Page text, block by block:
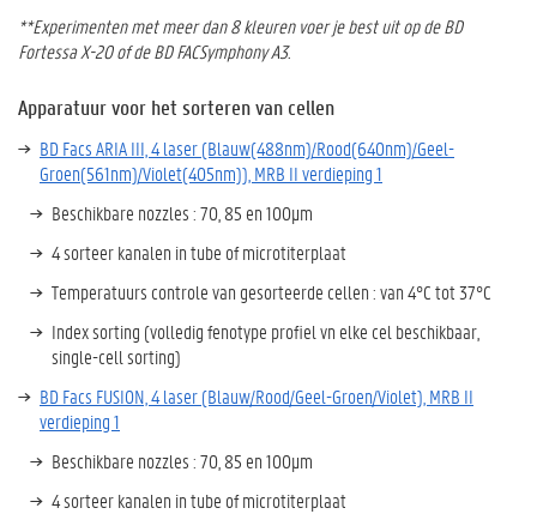
**Experimenten met meer dan 8 kleuren voer je best uit op de BD
Fortessa X-20 of de BD FACSymphony A3.
Apparatuur voor het sorteren van cellen
BD Facs ARIA III, 4 laser (Blauw(488nm)/Rood(640nm)/Geel-
Groen(561nm)/Violet(405nm)), MRB II verdieping 1
Beschikbare nozzles : 70, 85 en 100µm
4 sorteer kanalen in tube of microtiterplaat
Temperatuurs controle van gesorteerde cellen : van 4°C tot 37°C
Index sorting (volledig fenotype profiel vn elke cel beschikbaar,
single-cell sorting)
BD Facs FUSION, 4 laser (Blauw/Rood/Geel-Groen/Violet), MRB II
verdieping 1
Beschikbare nozzles : 70, 85 en 100µm
4 sorteer kanalen in tube of microtiterplaat